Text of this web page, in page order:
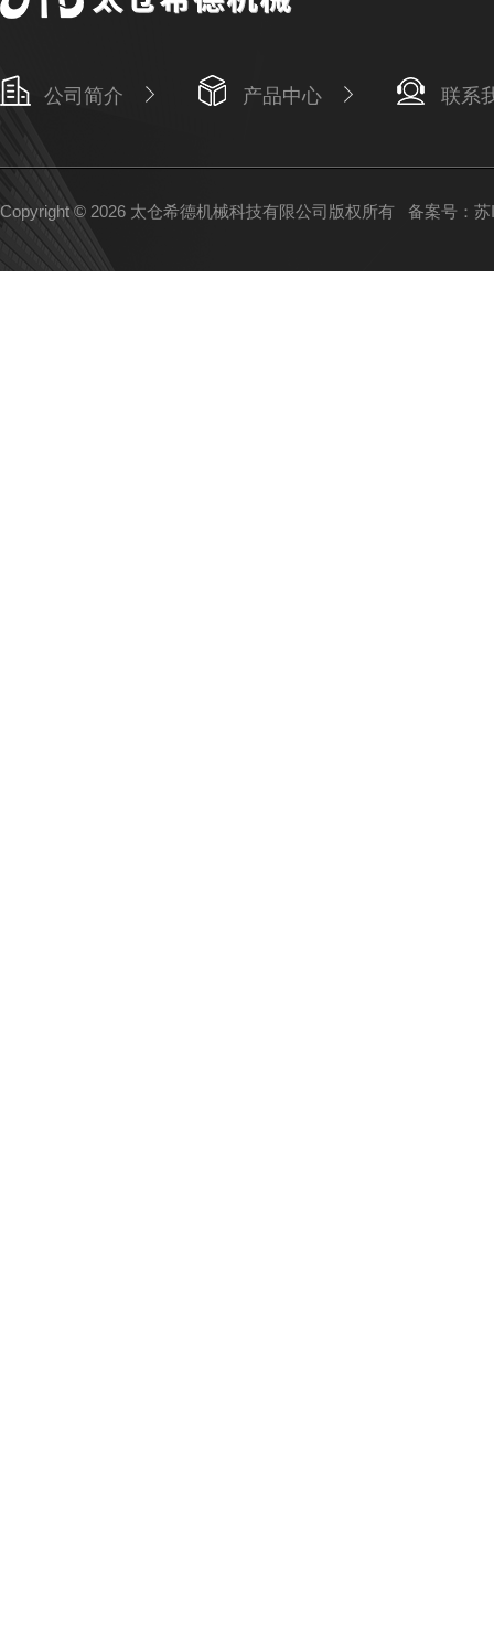
公司简介 产品中心 联系
Copyright © 2026 太仓希德机械科技有限公司版权所有 备案号：